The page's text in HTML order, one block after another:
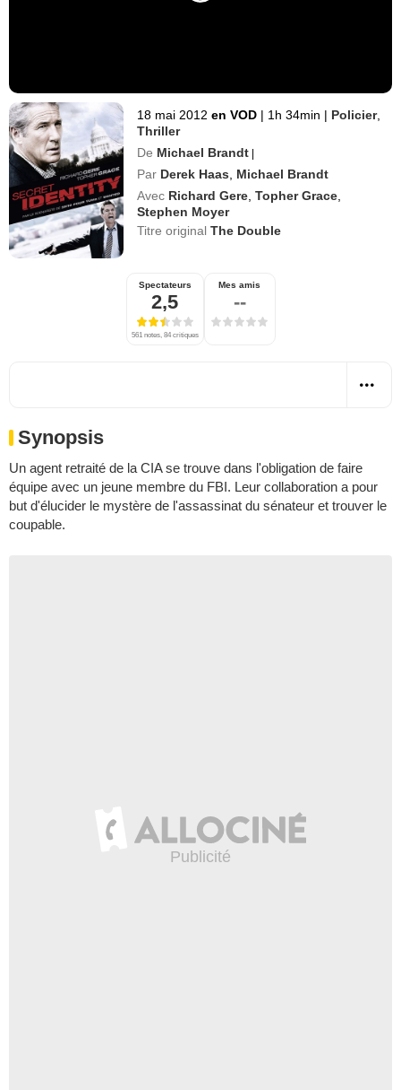
18 mai 2012 en VOD | 1h 34min | Policier,
Thriller
De Michael Brandt |
Par Derek Haas
Michael Brandt
Avec Richard Gere ,Topher Grace
Stephen Moyer
Titre originalThe Double
Spectateurs
2,5
561 notes, 84 critiques
Mes amis
--
Synopsis
Un agent retraité de la CIA se trouve dans l'obligation de faire
équipe avec un jeune membre du FBI. Leur collaboration a pour
but d'élucider le mystère de l'assassinat du sénateur et trouver le
coupable.